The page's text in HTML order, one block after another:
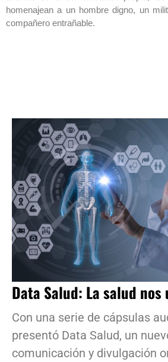
homenajean a un hombre digno, un
compañero entrañable.
Data Salud: La salud nos
Con una serie de cápsulas
presentó Data Salud, un
comunicación y divulgación